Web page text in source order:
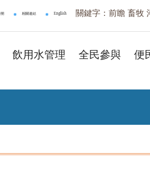
開 相關連結 English 關鍵字： 前瞻 畜牧
飲用水管理 全民參與 便